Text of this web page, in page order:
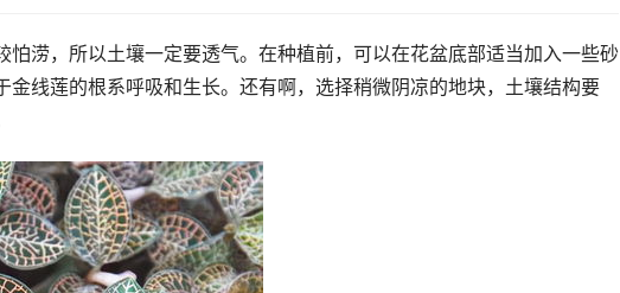
怕涝，所以土壤一定要透气。在种植前，可以在花盆底部适当加入一些砂
金线莲的根系呼吸和生长。还有啊，选择稍微阴凉的地块，土壤结构要